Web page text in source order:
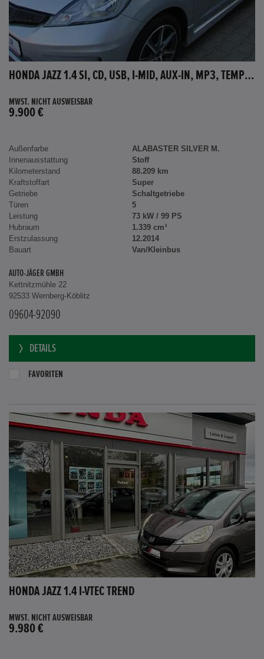
HONDA JAZZ 1.4 SI, CD, USB, I-MID, AUX-IN, MP3, TEMPOMAT
MWST. NICHT AUSWEISBAR
9.900 €
Außenfarbe
ALABASTER SILVER M.
Innenausstattung
Stoff
Kilometerstand
88.209 km
Kraftstoffart
Super
Getriebe
Schaltgetriebe
Türen
5
Leistung
73 kW / 99 PS
Hubraum
1.339 cm³
Erstzulassung
12.2014
Bauart
Van/Kleinbus
AUTO-JÄGER GMBH
Kettnitzmühle 22
92533 Wernberg-Köblitz
09604-92090
DETAILS
FAVORITEN
HONDA JAZZ 1.4 I-VTEC TREND
MWST. NICHT AUSWEISBAR
9.980 €